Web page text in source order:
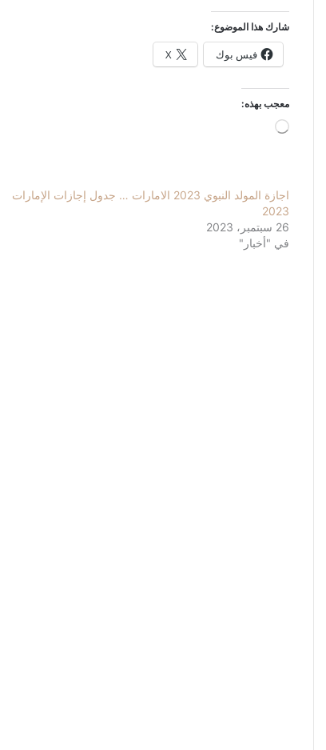
شارك هذا الموضوع:
فيس بوك X
معجب بهذه:
جاري
اجازة المولد النبوي 2023 الامارات … جدول إجازات الإمارات
2023
26 سبتمبر، 2023
في "أخبار"